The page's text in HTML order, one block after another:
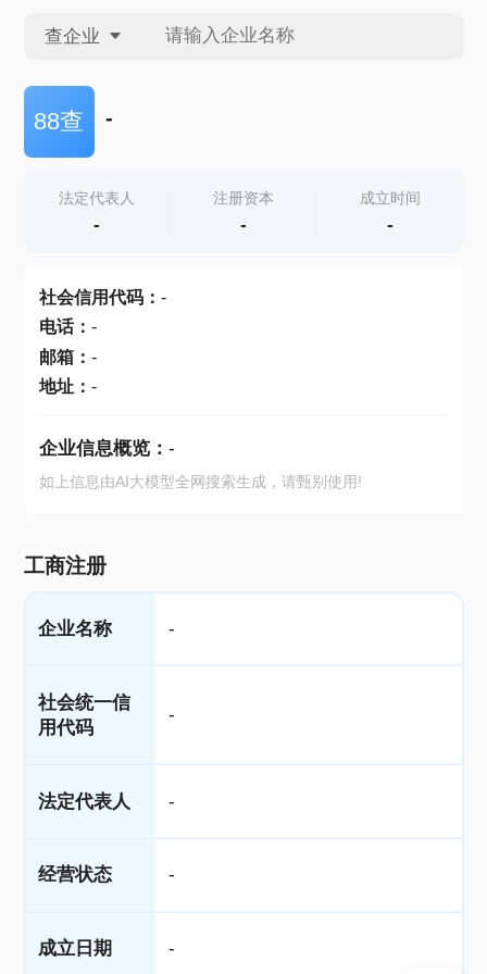
查企业
查企业
查产地
88查 -
法定代表人
-
注册资本
-
成立时间
-
社会信用代码： -
电话： -
邮箱： -
地址： -
企业信息概览： -
如上信息由AI大模型全网搜索生成，请甄别使用!
工商注册
企业名称 -
社会统一信
用代码
-
法定代表人 -
经营状态 -
成立日期 -